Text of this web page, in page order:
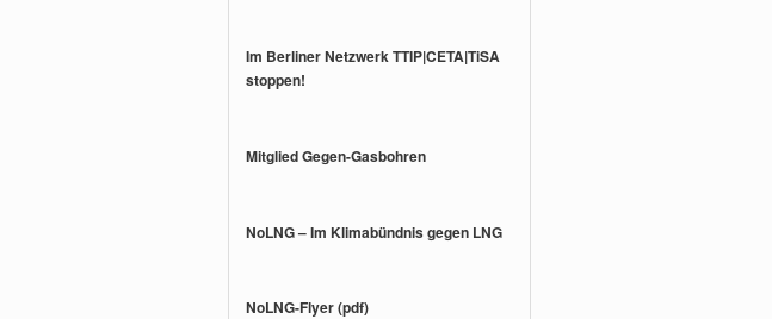
Im Berliner Netzwerk TTIP|CETA|TiSA
stoppen!
Mitglied Gegen-Gasbohren
NoLNG – Im Klimabündnis gegen LNG
NoLNG-Flyer (pdf)